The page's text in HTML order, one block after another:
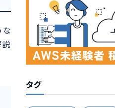
な
説
タグ